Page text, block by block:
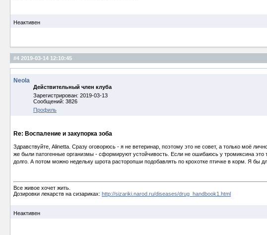
Неактивен
#4 2019-03-14 12:10:45
Neola
Действительный член клуба
Зарегистрирован: 2019-03-13
Сообщений: 3826
Профиль
Re: Воспаление и закупорка зоба
Здравствуйте, Alinetta. Сразу оговорюсь - я не ветеринар, поэтому это не совет, а только моё
же были патогенные организмы - сформируют устойчивость. Если не ошибаюсь у тромиксина
долго. А потом можно недельку шрота расторопши подобавлять по крохотке птичке в корм. Я бы
Все живое хочет жить.
Дозировки лекарств на сизариках: http://sizariki.narod.ru/diseases/drug_handbook1.html
Неактивен